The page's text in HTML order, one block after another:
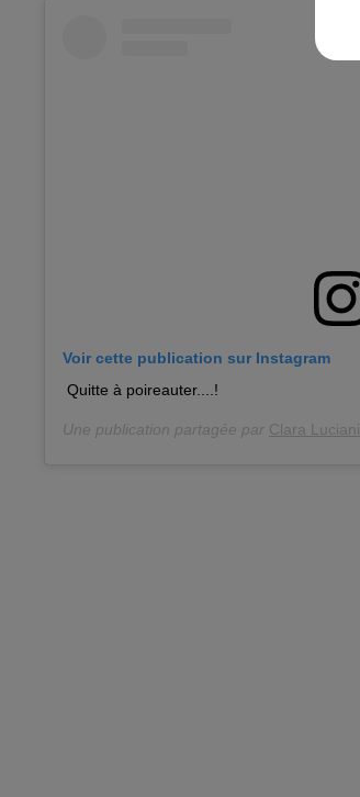
Voir cette publication sur Instagram
Quitte à poireauter....!
Une publication partagée par Clara Luciani